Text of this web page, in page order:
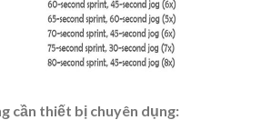
cần thiết bị chuyên dụng: